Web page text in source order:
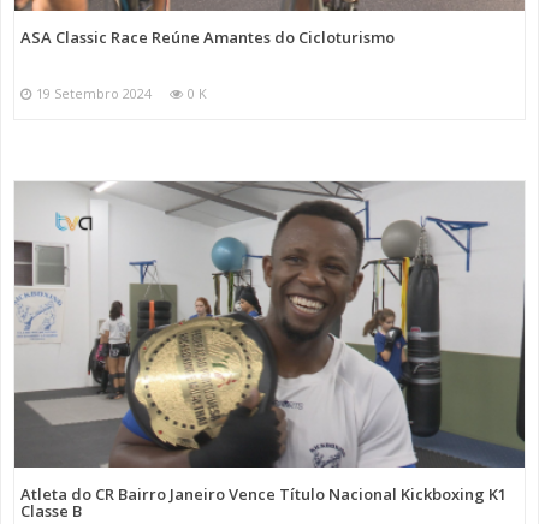
ASA Classic Race Reúne Amantes do Cicloturismo
19 Setembro 2024 0 K
Atleta do CR Bairro Janeiro Vence Título Nacional Kickboxing K1
Classe B